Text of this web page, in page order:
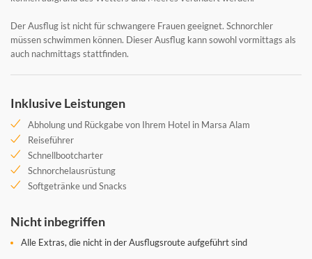
Der Ausflug ist nicht für schwangere Frauen geeignet. Schnorchler
müssen schwimmen können. Dieser Ausflug kann sowohl vormittags als
auch nachmittags stattfinden.
Inklusive Leistungen
Abholung und Rückgabe von Ihrem Hotel in Marsa Alam
Reiseführer
Schnellbootcharter
Schnorchelausrüstung
Softgetränke und Snacks
Nicht inbegriffen
Alle Extras, die nicht in der Ausflugsroute aufgeführt sind